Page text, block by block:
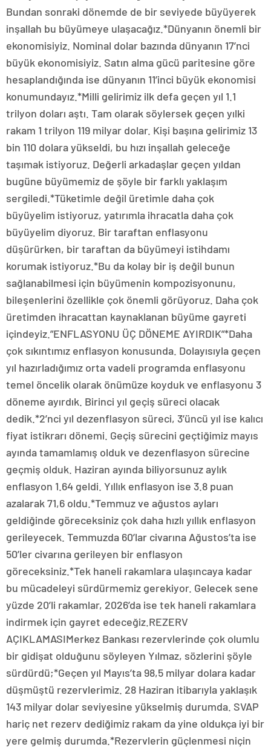
Bundan sonraki dönemde de bir seviyede büyüyerek
inşallah bu büyümeye ulaşacağız.*Dünyanın önemli bir
ekonomisiyiz. Nominal dolar bazında dünyanın 17’nci
büyük ekonomisiyiz. Satın alma gücü paritesine göre
hesaplandığında ise dünyanın 11’inci büyük ekonomisi
konumundayız.*Milli gelirimiz ilk defa geçen yıl 1.1
trilyon doları aştı. Tam olarak söylersek geçen yılki
rakam 1 trilyon 119 milyar dolar. Kişi başına gelirimiz 13
bin 110 dolara yükseldi, bu hızı inşallah geleceğe
taşımak istiyoruz. Değerli arkadaşlar geçen yıldan
bugüne büyümemiz de şöyle bir farklı yaklaşım
sergiledi.*Tüketimle değil üretimle daha çok
büyüyelim istiyoruz, yatırımla ihracatla daha çok
büyüyelim diyoruz. Bir taraftan enflasyonu
düşürürken, bir taraftan da büyümeyi istihdamı
korumak istiyoruz.*Bu da kolay bir iş değil bunun
sağlanabilmesi için büyümenin kompozisyonunu,
bileşenlerini özellikle çok önemli görüyoruz. Daha çok
üretimden ihracattan kaynaklanan büyüme gayreti
içindeyiz.”ENFLASYONU ÜÇ DÖNEME AYIRDIK”*Daha
çok sıkıntımız enflasyon konusunda. Dolayısıyla geçen
yıl hazırladığımız orta vadeli programda enflasyonu
temel öncelik olarak önümüze koyduk ve enflasyonu 3
döneme ayırdık. Birinci yıl geçiş süreci olacak
dedik.*2’nci yıl dezenflasyon süreci, 3’üncü yıl ise kalıcı
fiyat istikrarı dönemi. Geçiş sürecini geçtiğimiz mayıs
ayında tamamlamış olduk ve dezenflasyon sürecine
geçmiş olduk. Haziran ayında biliyorsunuz aylık
enflasyon 1.64 geldi. Yıllık enflasyon ise 3.8 puan
azalarak 71,6 oldu.*Temmuz ve ağustos ayları
geldiğinde göreceksiniz çok daha hızlı yıllık enflasyon
gerileyecek. Temmuzda 60’lar civarına Ağustos’ta ise
50’ler civarına gerileyen bir enflasyon
göreceksiniz.*Tek haneli rakamlara ulaşıncaya kadar
bu mücadeleyi sürdürmemiz gerekiyor. Gelecek sene
yüzde 20’li rakamlar, 2026’da ise tek haneli rakamlara
indirmek için gayret edeceğiz.REZERV
AÇIKLAMASIMerkez Bankası rezervlerinde çok olumlu
bir gidişat olduğunu söyleyen Yılmaz, sözlerini şöyle
sürdürdü;*Geçen yıl Mayıs’ta 98,5 milyar dolara kadar
düşmüştü rezervlerimiz. 28 Haziran itibarıyla yaklaşık
143 milyar dolar seviyesine yükselmiş durumda. SVAP
hariç net rezerv dediğimiz rakam da yine oldukça iyi bir
yere gelmiş durumda.*Rezervlerin güçlenmesi niçin